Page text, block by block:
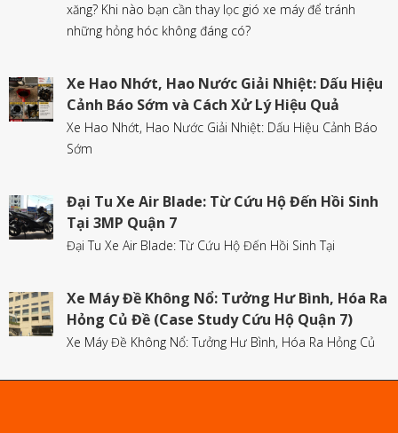
xăng? Khi nào bạn cần thay lọc gió xe máy để tránh
những hỏng hóc không đáng có?
Xe Hao Nhớt, Hao Nước Giải Nhiệt: Dấu Hiệu
Cảnh Báo Sớm và Cách Xử Lý Hiệu Quả
Xe Hao Nhớt, Hao Nước Giải Nhiệt: Dấu Hiệu Cảnh Báo
Sớm
Đại Tu Xe Air Blade: Từ Cứu Hộ Đến Hồi Sinh
Tại 3MP Quận 7
Đại Tu Xe Air Blade: Từ Cứu Hộ Đến Hồi Sinh Tại
Xe Máy Đề Không Nổ: Tưởng Hư Bình, Hóa Ra
Hỏng Củ Đề (Case Study Cứu Hộ Quận 7)
Xe Máy Đề Không Nổ: Tưởng Hư Bình, Hóa Ra Hỏng Củ